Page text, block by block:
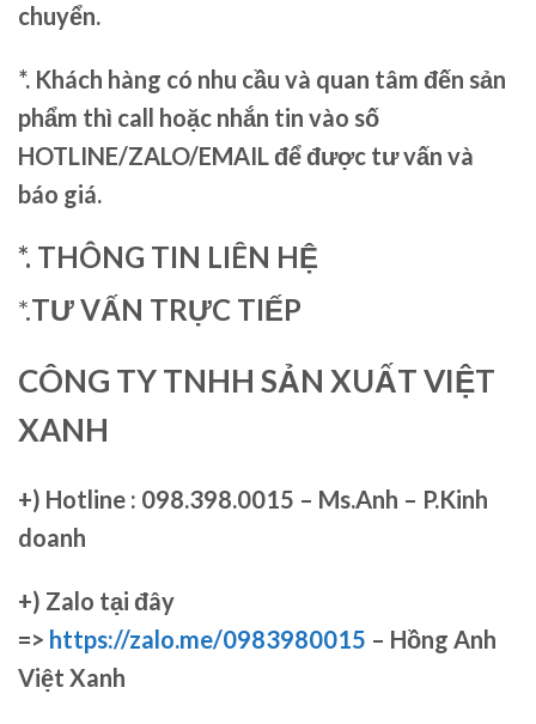
chuyển.
*. Khách hàng có nhu cầu và quan tâm đến sản
phẩm thì call hoặc nhắn tin vào số
HOTLINE/ZALO/EMAIL để được tư vấn và
báo giá.
*. THÔNG TIN LIÊN HỆ
*.TƯ VẤN TRỰC TIẾP
CÔNG TY TNHH SẢN XUẤT VIỆT
XANH
+) Hotline : 098.398.0015 – Ms.Anh – P.Kinh
doanh
+) Zalo tại đây
=> https://zalo.me/0983980015 – Hồng Anh
Việt Xanh